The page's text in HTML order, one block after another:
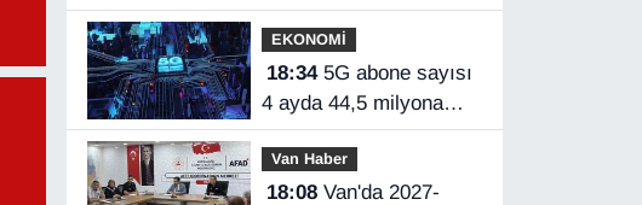
Başkan Özgür İreç İlhan
açıkladı
EKONOMİ
18:345G abone sayısı
4 ayda 44,5 milyona
ulaştı
Van Haber
18:08Van'da 2027-